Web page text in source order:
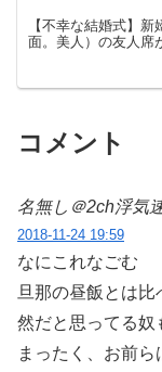
【不幸な結婚式】
面。美人）の友人席
コメント
名無し＠2ch浮気
2018-11-24 19:59
なにこれなごむ
旦那の昼飯とは
然だと思ってる奴
まったく、お前